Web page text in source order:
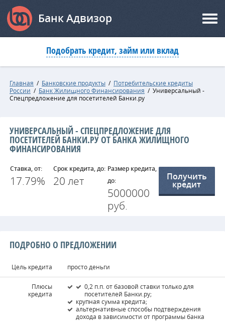
Банк Адвизор
Подобрать кредит, займ или вклад
Главная / Банковские продукты / Потребительские кредиты
России / Банк Жилищного Финансирования / Универсальный -
Спецпредложение для посетителей Банки.ру
УНИВЕРСАЛЬНЫЙ - СПЕЦПРЕДЛОЖЕНИЕ ДЛЯ
ПОСЕТИТЕЛЕЙ БАНКИ.РУ ОТ БАНКА ЖИЛИЩНОГО
ФИНАНСИРОВАНИЯ
Ставка, от:
17.79%
Срок кредита, до:
20 лет
Размер кредита,
до:
5000000
руб.
Получить
кредит
ПОДРОБНО О ПРЕДЛОЖЕНИИ
Цель кредита просто деньги
Плюсы
кредита
0,2 п.п. от базовой ставки только для
посетителей Банки.ру;
крупная сумма кредита;
альтернативные способы подтверждения
дохода в зависимости от программы банка